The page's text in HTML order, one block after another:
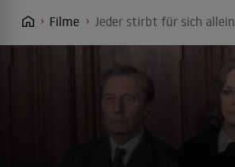
Filme Jeder stirbt für sich allein